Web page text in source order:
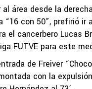
área desde la
con 50”, prefirió ir
el cancerbero Lucas
FUTVE para este
de Freiver
con la